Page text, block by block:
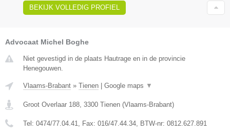
BEKIJK VOLLEDIG PROFIEL
Advocaat Michel Boghe
Niet gevestigd in de plaats Hautrage en in de provincie
Henegouwen.
Vlaams-Brabant » Tienen Google maps ▼
Groot Overlaar 188, 3300 Tienen (Vlaams-Brabant)
Tel: 0474/77.04.41, Fax: 016/47.44.34, BTW-nr: ​0812.627.891